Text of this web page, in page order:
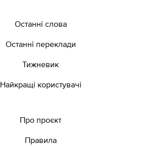
Останні слова
Останні переклади
Тижневик
Найкращі користувачі
Про проєкт
Правила